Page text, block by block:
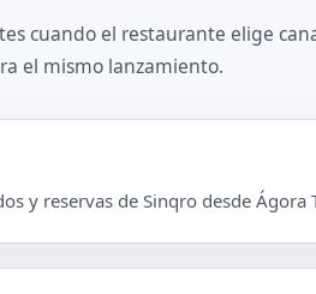
cuando el restaurante elige
el mismo lanzamiento.
y reservas de Sinqro desde Ágora